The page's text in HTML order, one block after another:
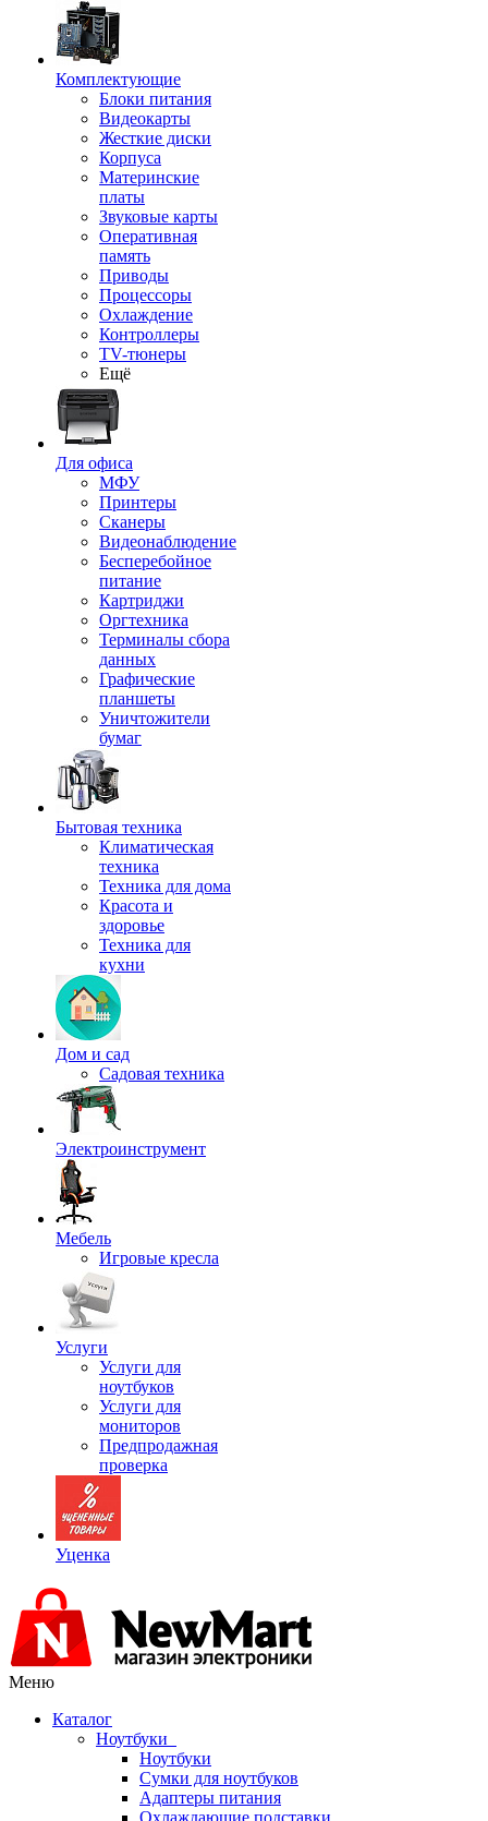
Комплектующие
Блоки питания
Видеокарты
Жесткие диски
Корпуса
Материнские
платы
Звуковые карты
Оперативная
память
Приводы
Процессоры
Охлаждение
Контроллеры
TV-тюнеры
Ещё
Для офиса
МФУ
Принтеры
Сканеры
Видеонаблюдение
Бесперебойное
питание
Картриджи
Оргтехника
Терминалы сбора
данных
Графические
планшеты
Уничтожители
бумаг
Бытовая техника
Климатическая
техника
Техника для дома
Красота и
здоровье
Техника для
кухни
Дом и сад
Садовая техника
Электроинструмент
Мебель
Игровые кресла
Услуги
Услуги для
ноутбуков
Услуги для
мониторов
Предпродажная
проверка
Уценка
Меню
Каталог
Ноутбуки
Ноутбуки
Сумки для ноутбуков
Адаптеры питания
Охлаждающие подставки